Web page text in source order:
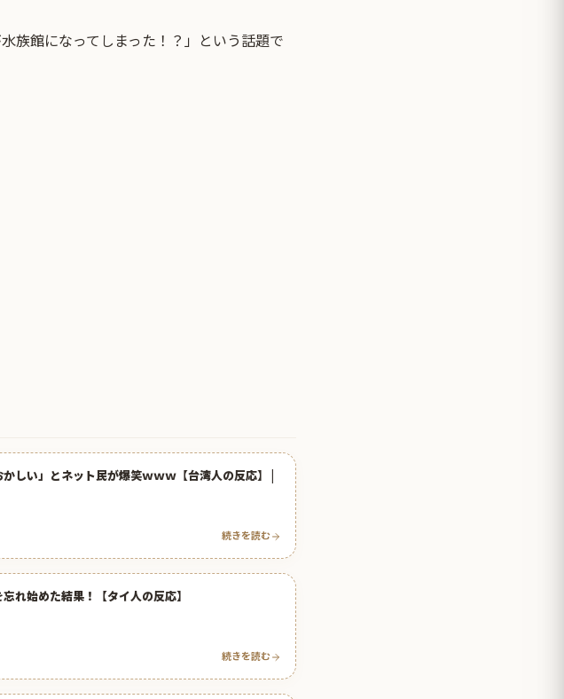
族館になってしまった！？」という話題で
しい」とネット民が爆笑ｗｗｗ【台湾人の反応】 |
続きを読む
れ始めた結果！【タイ人の反応】
続きを読む